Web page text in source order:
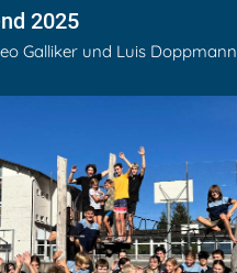
2025
Galliker und Luis Doppmann